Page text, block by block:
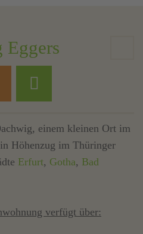
Eggers
einem kleinen Ort im
Höhenzug im Thüringer
Erfurt, Gotha, Bad
verfügt über: